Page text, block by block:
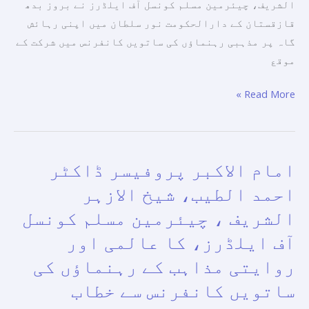
الشریف، چیئرمین مسلم کونسل آف ایلڈرز نے بروز بدھ
قازقستان کے دارالحکومت نور سلطان میں اپنی رہائش
گاہ پر مذہبی رہنماؤں کی ساتویں کانفرنس میں شرکت کے
موقع
Read More »
امام الاکبر پروفیسر ڈاکٹر
احمد الطیب، شیخ الازہر
الشریف ، چیئرمین مسلم کونسل
آف ایلڈرز، كا عالمی اور
روایتی مذاہب کے رہنماؤں کی
ساتویں کانفرنس سے خطاب
امام
پروفیسر
ڈاکٹر
احمد
شیخ
الازہر